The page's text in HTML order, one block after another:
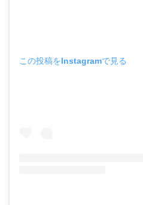
この投稿をInstagramで見る